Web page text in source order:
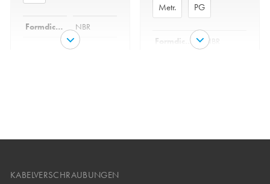
Formdichtung NBR
Messing
Metr. PG
Formdichtung NBR
am
KABELVERSCHRAUBUNGEN